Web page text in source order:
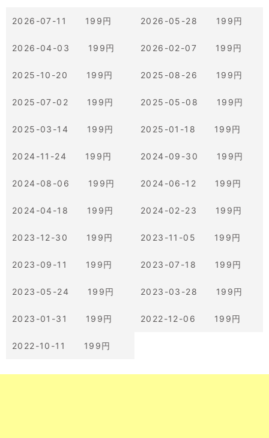
2026-07-11 199円 2026-05-28 199円
2026-04-03 199円 2026-02-07 199円
2025-10-20 199円 2025-08-26 199円
2025-07-02 199円 2025-05-08 199円
2025-03-14 199円 2025-01-18 199円
2024-11-24 199円 2024-09-30 199円
2024-08-06 199円 2024-06-12 199円
2024-04-18 199円 2024-02-23 199円
2023-12-30 199円 2023-11-05 199円
2023-09-11 199円 2023-07-18 199円
2023-05-24 199円 2023-03-28 199円
2023-01-31 199円 2022-12-06 199円
2022-10-11 199円